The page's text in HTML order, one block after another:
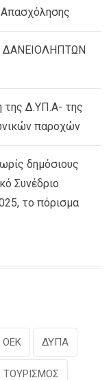
Απασχόλησης
ΔΑΝΕΙΟΛΗΠΤΩΝ
της Δ.ΥΠ.Α- της
παροχών
δημόσιους
Συνέδριο
το πόρισμα
ΟΕΚ ΔΥΠΑ
ΤΟΥΡΙΣΜΟΣ